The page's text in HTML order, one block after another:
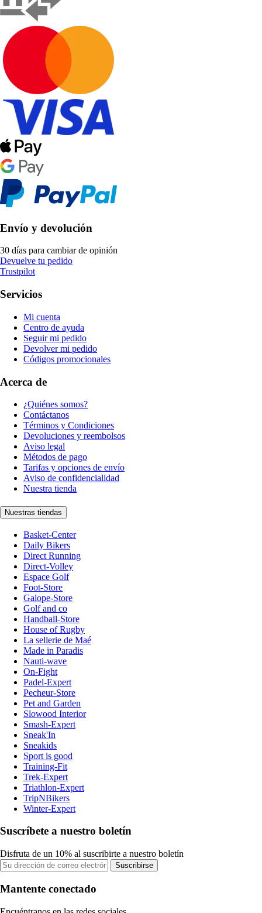
Envío y devolución
30 días para cambiar de opinión
Devuelve tu pedido
Trustpilot
Servicios
Mi cuenta
Centro de ayuda
Seguir mi pedido
Devolver mi pedido
Códigos promocionales
Acerca de
¿Quiénes somos?
Contáctanos
Términos y Condiciones
Devoluciones y reembolsos
Aviso legal
Métodos de pago
Tarifas y opciones de envío
Aviso de confidencialidad
Nuestra tienda
Nuestras tiendas
Basket-Center
Daily Bikers
Direct Running
Direct-Volley
Espace Golf
Foot-Store
Galope-Store
Golf and co
Handball-Store
House of Rugby
La sellerie de Maé
Made in Paradis
Nauti-wave
On-Fight
Padel-Expert
Pecheur-Store
Pet and Garden
Slowood Interior
Smash-Expert
Sneak'In
Sneakids
Sport is good
Training-Fit
Trek-Expert
Triathlon-Expert
TripNBikers
Winter-Expert
Suscríbete a nuestro boletín
Disfruta de un 10% al suscribirte a nuestro boletín
Suscribirse
Mantente conectado